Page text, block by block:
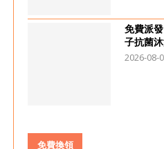
免費派
子抗菌
2026-08-
免費換領